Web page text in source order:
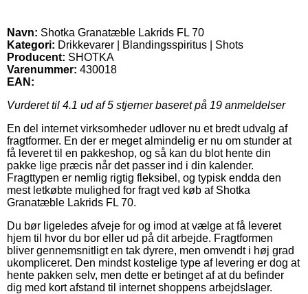
Navn: Shotka Granatæble Lakrids FL 70
Kategori: Drikkevarer | Blandingsspiritus | Shots
Producent: SHOTKA
Varenummer: 430018
EAN:
Vurderet til 4.1 ud af 5 stjerner baseret på 19 anmeldelser
En del internet virksomheder udlover nu et bredt udvalg af
fragtformer. En der er meget almindelig er nu om stunder at
få leveret til en pakkeshop, og så kan du blot hente din
pakke lige præcis når det passer ind i din kalender.
Fragttypen er nemlig rigtig fleksibel, og typisk endda den
mest letkøbte mulighed for fragt ved køb af Shotka
Granatæble Lakrids FL 70.
Du bør ligeledes afveje for og imod at vælge at få leveret
hjem til hvor du bor eller ud på dit arbejde. Fragtformen
bliver gennemsnitligt en tak dyrere, men omvendt i høj grad
ukompliceret. Den mindst kostelige type af levering er dog at
hente pakken selv, men dette er betinget af at du befinder
dig med kort afstand til internet shoppens arbejdslager.